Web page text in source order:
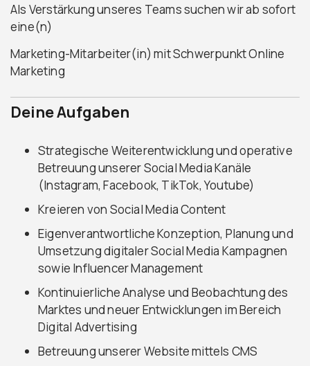
Als Verstärkung unseres Teams suchen wir ab sofort
eine(n)
Marketing-Mitarbeiter(in) mit Schwerpunkt Online
Marketing
Deine Aufgaben
Strategische Weiterentwicklung und operative
Betreuung unserer Social Media Kanäle
(Instagram, Facebook, TikTok, Youtube)
Kreieren von Social Media Content
Eigenverantwortliche Konzeption, Planung und
Umsetzung digitaler Social Media Kampagnen
sowie Influencer Management
Kontinuierliche Analyse und Beobachtung des
Marktes und neuer Entwicklungen im Bereich
Digital Advertising
Betreuung unserer Website mittels CMS